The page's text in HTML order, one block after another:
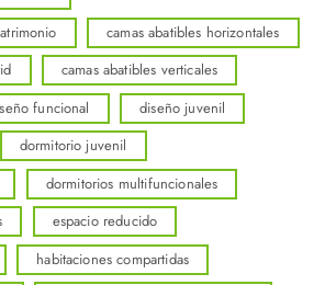
camas abatibles horizontales
camas abatibles verticales
funcional
diseño juvenil
dormitorio juvenil
dormitorios multifuncionales
espacio reducido
habitaciones compartidas